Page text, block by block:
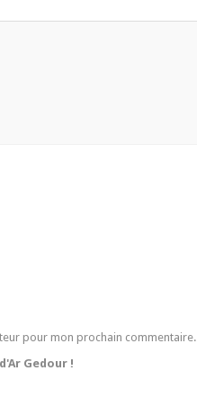
pour mon prochain commentaire.
Gedour !